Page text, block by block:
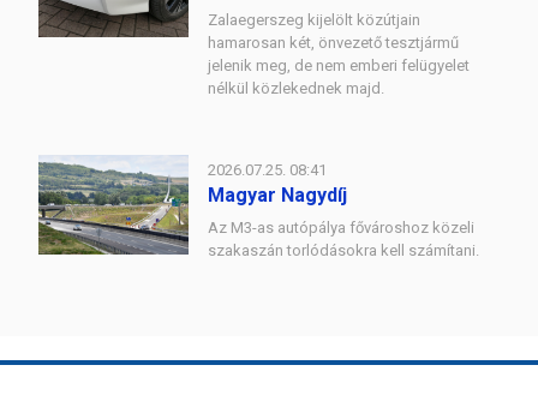
Zalaegerszeg kijelölt közútjain
hamarosan két, önvezető tesztjármű
jelenik meg, de nem emberi felügyelet
nélkül közlekednek majd.
2026.07.25. 08:41
Magyar Nagydíj
Az M3-as autópálya fővároshoz közeli
szakaszán torlódásokra kell számítani.